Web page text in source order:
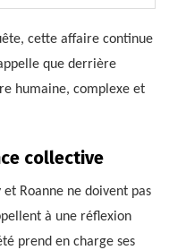
cette affaire continue
que derrière
humaine, complexe et
collective
Roanne ne doivent pas
à une réflexion
prend en charge ses